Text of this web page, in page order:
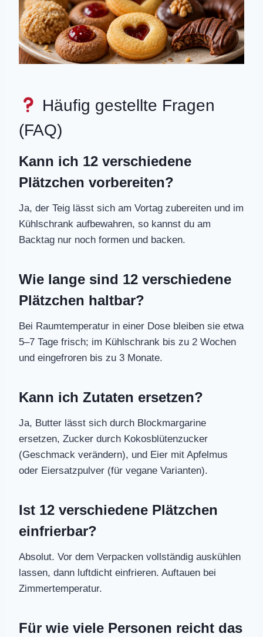
Häufig gestellte Fragen
(FAQ)
Kann ich 12 verschiedene
Plätzchen vorbereiten?
Ja, der Teig lässt sich am Vortag zubereiten und im
Kühlschrank aufbewahren, so kannst du am
Backtag nur noch formen und backen.
Wie lange sind 12 verschiedene
Plätzchen haltbar?
Bei Raumtemperatur in einer Dose bleiben sie etwa
5–7 Tage frisch; im Kühlschrank bis zu 2 Wochen
und eingefroren bis zu 3 Monate.
Kann ich Zutaten ersetzen?
Ja, Butter lässt sich durch Blockmargarine
ersetzen, Zucker durch Kokosblütenzucker
(Geschmack verändern), und Eier mit Apfelmus
oder Eiersatzpulver (für vegane Varianten).
Ist 12 verschiedene Plätzchen
einfrierbar?
Absolut. Vor dem Verpacken vollständig auskühlen
lassen, dann luftdicht einfrieren. Auftauen bei
Zimmertemperatur.
Für wie viele Personen reicht das